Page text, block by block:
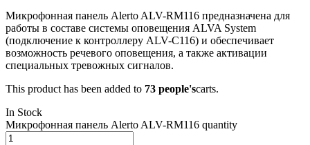
Микрофонная панель Alerto ALV-RM116 предназначена для
работы в составе системы оповещения ALVA System
(подключение к контроллеру ALV-C116) и обеспечивает
возможность речевого оповещения, а также активации
специальных тревожных сигналов.
This product has been added to 73 people'scarts.
In Stock
Микрофонная панель Alerto ALV-RM116 quantity